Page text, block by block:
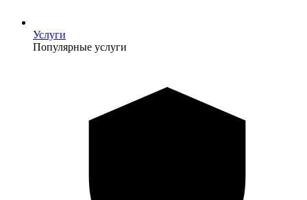
Услуги
Популярные услуги